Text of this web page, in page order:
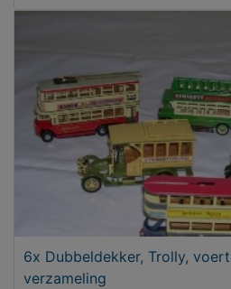
6x Dubbeldekker, Trolly,
verzameling